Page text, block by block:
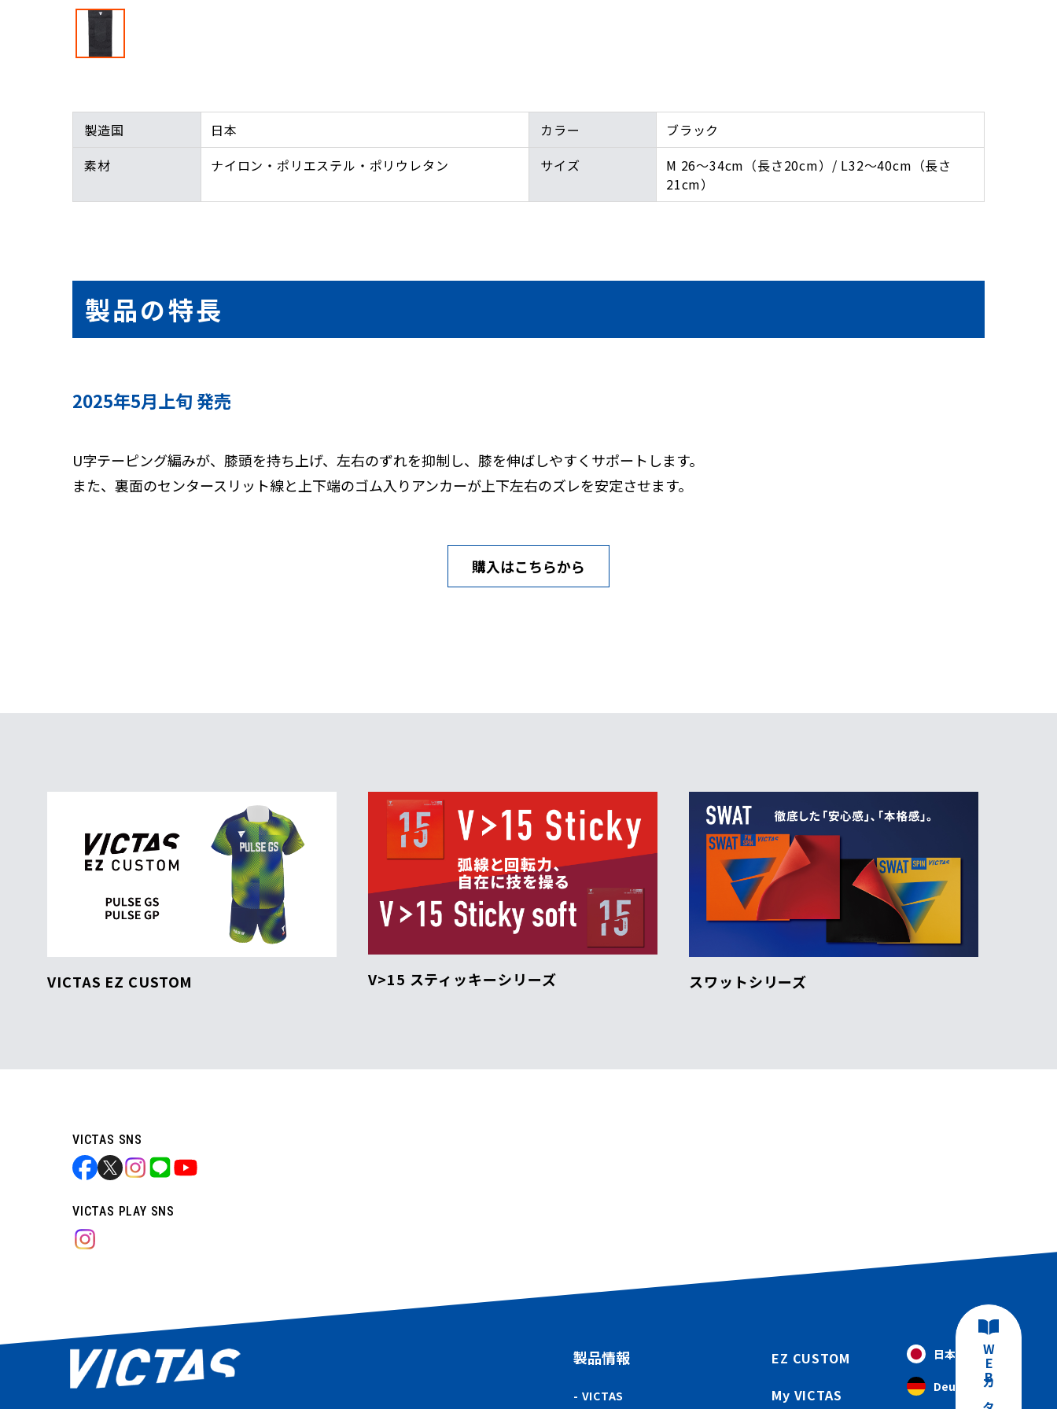
製造国 日本 カラー
ブラック
素材
ナイロン・ポリエステル・ポリウレタン サイズ
M 26～34cm（長さ20cm）/ L32～40cm（長さ
21cm）
製品の特長
2025年5月上旬 発売
U字テーピング編みが、膝頭を持ち上げ、左右のずれを抑制し、膝を伸ばしやすくサポートします。
また、裏面のセンタースリット線と上下端のゴム入りアンカーが上下左右のズレを安定させます。
購入はこちらから
VICTAS EZ CUSTOM V>15 スティッキーシリーズ スワットシリーズ
VICTAS SNS
VICTAS PLAY SNS
製品情報
VICTAS
EZ CUSTOM
My VICTAS
日本語
Deutsch